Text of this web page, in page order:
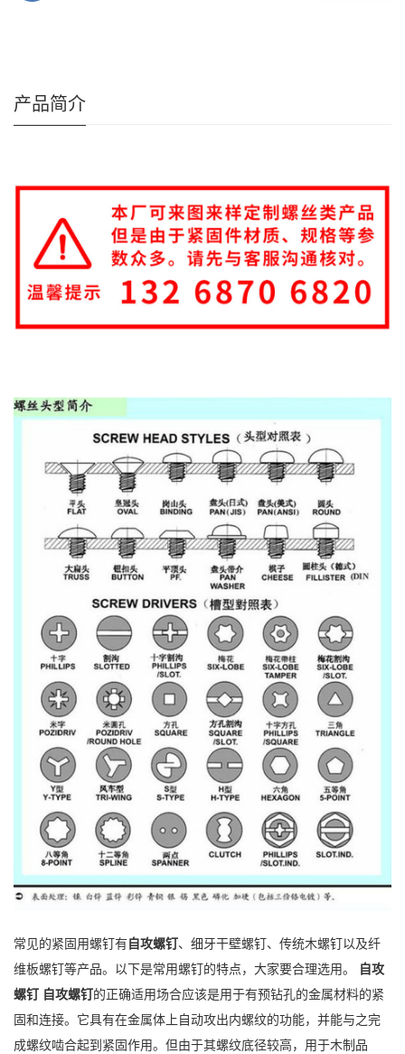
产品简介
常见的紧固用螺钉有自攻螺钉、细牙干壁螺钉、传统木螺钉以及纤
维板螺钉等产品。以下是常用螺钉的特点，大家要合理选用。 自攻
螺钉 自攻螺钉的正确适用场合应该是用于有预钻孔的金属材料的紧
固和连接。它具有在金属体上自动攻出内螺纹的功能，并能与之完
成螺纹啮合起到紧固作用。但由于其螺纹底径较高，用于木制品